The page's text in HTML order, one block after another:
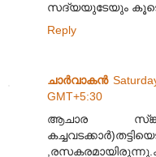
സദ്യയുടേയും കൂടെ
Reply
ചാർ‌വാകൻ‌
GMT+5:30
ആചാര